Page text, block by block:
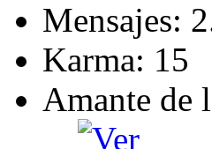
Mensajes:
Karma: 15
Amante de